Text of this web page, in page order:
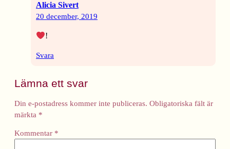
Alicia Sivert
20 december, 2019
!
Svara
Lämna ett svar
Din e-postadress kommer inte publiceras. Obligatoriska fält är
märkta *
Kommentar *